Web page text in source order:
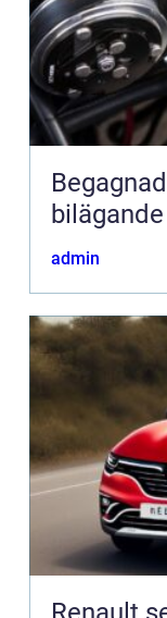
Begagnade
admin